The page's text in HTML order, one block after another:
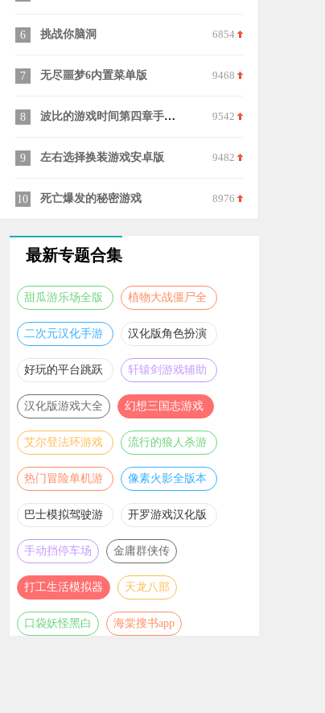
脑洞
梦6内置菜单版 9468
波比的游戏时间第四章手机版 9542
择换装游戏安卓版 9482
发的秘密游戏
消失的妈妈
宠物王国外传单机版
疯狂小镇游戏
班班幼儿园第9章
无尽噩梦5怨灵咒国际服
最新专题合集
甜瓜游乐场全版
本合集
植物大战僵尸全
版本合集
二次元汉化手游
推荐
汉化版角色扮演
游戏大全
好玩的平台跳跃
游戏合集
轩辕剑游戏辅助
合集
汉化版游戏大全
幻想三国志游戏
辅助合集
艾尔登法环游戏
辅助合集
流行的狼人杀游
戏合集
热门冒险单机游
戏合集
像素火影全版本
合集
巴士模拟驾驶游
戏合集
开罗游戏汉化版
大全
手动挡停车场
金庸群侠传
打工生活模拟器 天龙八部
口袋妖怪黑白 海棠搜书app